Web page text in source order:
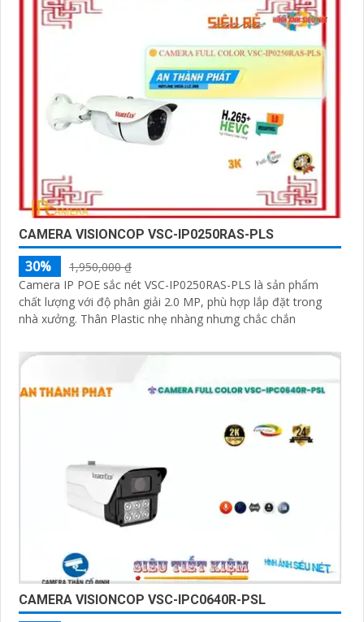
CAMERA VISIONCOP VSC-IP0250RAS-PLS
30%
1,950,000 ₫
Camera IP POE sắc nét VSC-IP0250RAS-PLS là sản phẩm
chất lượng với độ phân giải 2.0 MP, phù hợp lắp đặt trong
nhà xưởng. Thân Plastic nhẹ nhàng nhưng chắc chắn
CAMERA VISIONCOP VSC-IPC0640R-PSL